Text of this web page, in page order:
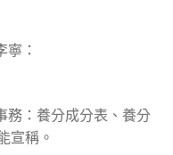
：
務：養分成分表、養分
宣稱。